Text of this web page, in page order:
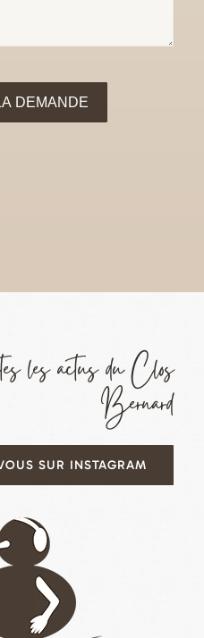
DEMANDE
les actus du Clos
Bernard
SUR INSTAGRAM